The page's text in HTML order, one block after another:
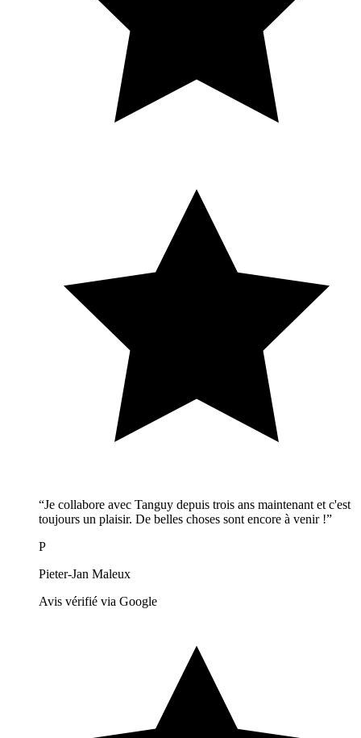
“Je collabore avec Tanguy depuis trois ans maintenant et c'est
toujours un plaisir. De belles choses sont encore à venir !”
P
Pieter-Jan Maleux
Avis vérifié via Google